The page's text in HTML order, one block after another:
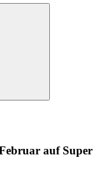
auf Super